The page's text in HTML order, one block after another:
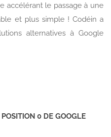
accélérant le passage à une
et plus simple ! Codéin a
alternatives à Google
0 DE GOOGLE